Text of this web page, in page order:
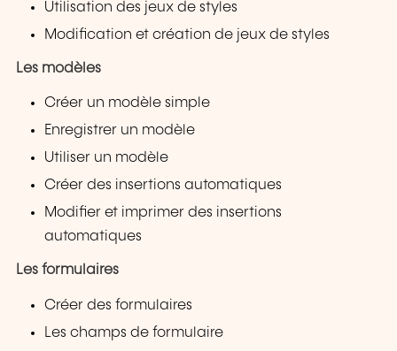
Utilisation des jeux de styles
Modification et création de jeux de styles
Les modèles
Créer un modèle simple
Enregistrer un modèle
Utiliser un modèle
Créer des insertions automatiques
Modifier et imprimer des insertions
automatiques
Les formulaires
Créer des formulaires
Les champs de formulaire